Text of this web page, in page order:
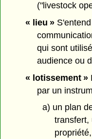
("livestock
« lieu »S'entend
qui sont
audience ou
« lotissement »
par un
a) un plan
transfert,